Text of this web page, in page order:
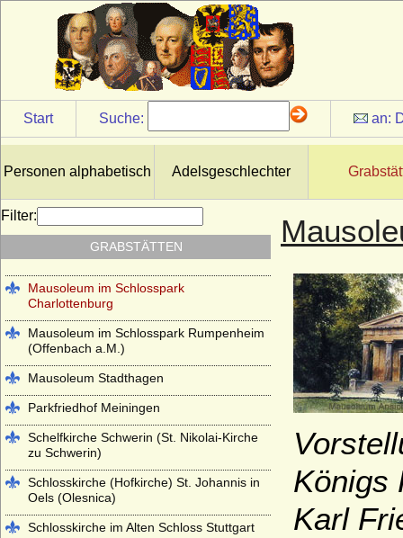
Start Suche: an:
Personen alphabetisch Adelsgeschlechter
Königs
Karl
Filter:
GRABSTÄTTEN
Kloster Altzella bei Nossen
Kloster Arnsburg (bei Lich in Hessen)
Kloster Chorin
Heilsbronn)
Lambertikirche in Aurich
Marienkirche Hanau (ehemals Reformierte
Kirche Hanau)
Martinskirche Kassel
Mausoleum im Schlosspark
Charlottenburg
Mausoleum im Schlosspark Rumpenheim
(Offenbach a.M.)
Mausoleum Stadthagen
Parkfriedhof Meiningen
Schelfkirche Schwerin (St. Nikolai-Kirche
zu Schwerin)
Schlosskirche (Hofkirche) St. Johannis in
Oels (Olesnica)
Schlosskirche im Alten Schloss Stuttgart